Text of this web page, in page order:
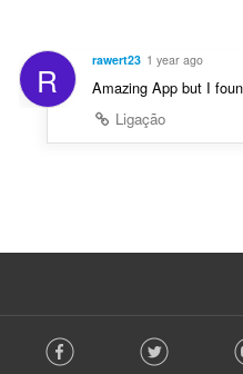
ç
õ
:
v
l
a
:
R rawert23 1 year ago
Amazing App but I
Ligação
o Facebook Twitter